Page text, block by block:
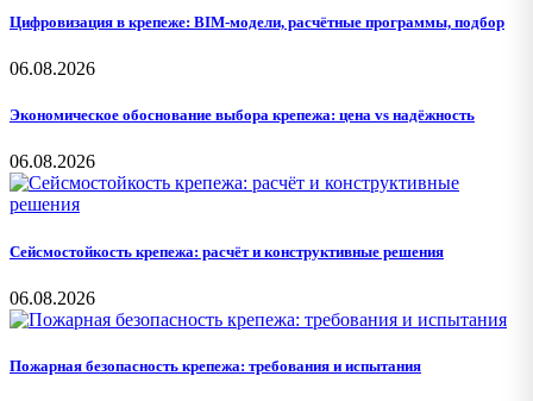
Цифровизация в крепеже: BIM-модели, расчётные программы, подбор
06.08.2026
Экономическое обоснование выбора крепежа: цена vs надёжность
06.08.2026
Сейсмостойкость крепежа: расчёт и конструктивные решения
06.08.2026
Пожарная безопасность крепежа: требования и испытания